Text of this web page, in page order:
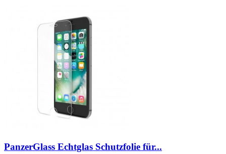
PanzerGlass Echtglas Schutzfolie für...